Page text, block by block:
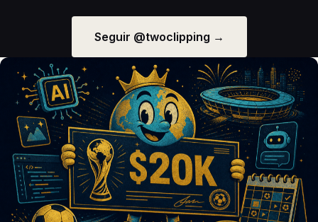
Seguir @twoclipping →